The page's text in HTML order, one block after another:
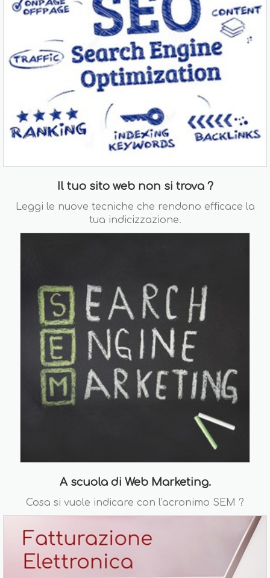
Il tuo sito web non si trova ?
Leggi le nuove tecniche che rendono efficace la
tua indicizzazione.
A scuola di Web Marketing.
Cosa si vuole indicare con l'acronimo SEM ?